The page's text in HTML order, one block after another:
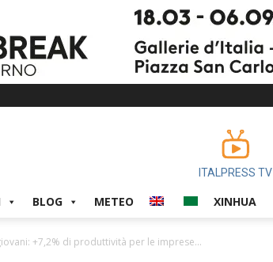
ITALPRESS TV
BLOG METEO XINHUA
+7,2% di produttività per le imprese...